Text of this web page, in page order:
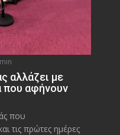
αλλάζει με
που αφήνουν
που
τις πρώτες ημέρες